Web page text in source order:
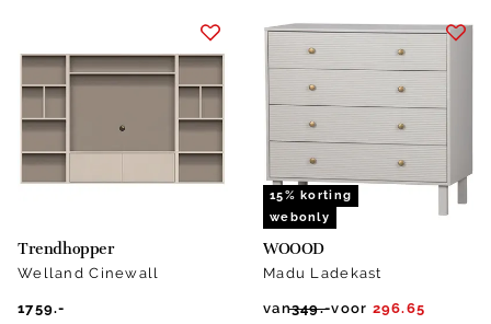
Trendhopper
Welland Cinewall
1759.-
15% korting
webonly
WOOOD
Madu Ladekast
van349.-voor 296.65